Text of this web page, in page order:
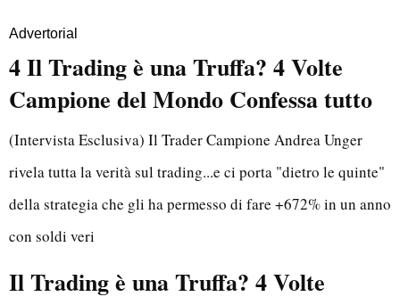
Advertorial
4 Il Trading è una Truffa? 4 Volte
Campione del Mondo Confessa tutto
(Intervista Esclusiva) Il Trader Campione Andrea Unger
rivela tutta la verità sul trading...e ci porta "dietro le quinte"
della strategia che gli ha permesso di fare +672% in un anno
con soldi veri
Il Trading è una Truffa? 4 Volte